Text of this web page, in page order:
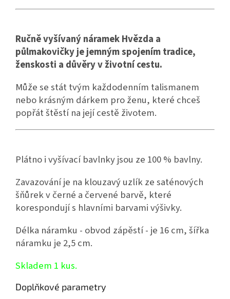
Ručně vyšívaný náramek Hvězda a
půlmakovičky je jemným spojením tradice,
ženskosti a důvěry v životní cestu.
Může se stát tvým každodenním talismanem
nebo krásným dárkem pro ženu, které chceš
popřát štěstí na její cestě životem.
Plátno i vyšívací bavlnky jsou ze 100 % bavlny.
Zavazování je na klouzavý uzlík ze saténových
šňůrek v černé a červené barvě, které
korespondují s hlavními barvami výšivky.
Délka náramku - obvod zápěstí - je 16 cm, šířka
náramku je 2,5 cm.
Skladem 1 kus.
Doplňkové parametry